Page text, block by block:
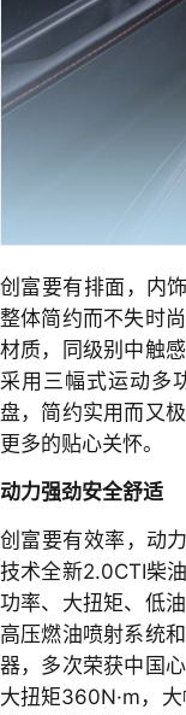
创富要有排面，内
整体简约而不失时
材质，同级别中触
采用三幅式运动多
盘，简约实用而又
更多的贴心关怀。
动力强劲安全舒适
创富要有效率，动
技术全新2.0CTI柴
功率、大扭矩、低
高压燃油喷射系统
器，多次荣获中国
大扭矩360N·m，